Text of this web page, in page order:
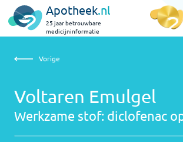
Apotheek.nl
25 jaar betrouwbare
medicijninformatie
Voltaren Emulgel | diclofenac op de huid
Vorige
Voltaren Emulgel
Werkzame stof: diclofenac